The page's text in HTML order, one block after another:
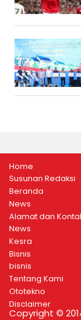
Home
Susunan Redaksi
Beranda
News
Alamat dan
News
Kesra
Bisnis
bisnis
Tentang Kami
Ototekno
Disclaimer
Copyright ©